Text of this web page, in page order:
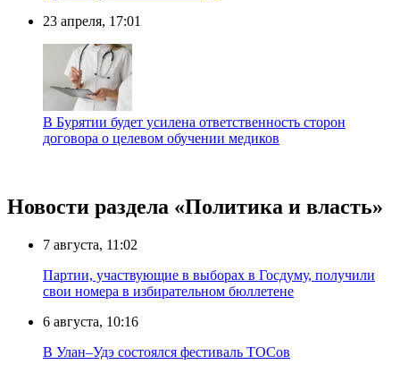
23 апреля, 17:01
В Бурятии будет усилена ответственность сторон
договора о целевом обучении медиков
Новости раздела «Политика и власть»
7 августа, 11:02
Партии, участвующие в выборах в Госдуму, получили
свои номера в избирательном бюллетене
6 августа, 10:16
В Улан–Удэ состоялся фестиваль ТОСов